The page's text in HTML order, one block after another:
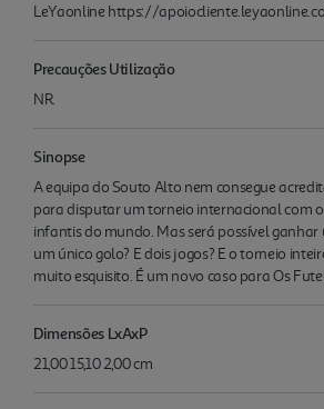
LeYaonline https://
Precauções Utilização
NR.
Sinopse
A equipa do Souto Alto nem consegue
para disputar um torneio internacional com
infantis do mundo. Mas será possível
um único golo? E dois jogos? E o torneio
muito esquisito. É um novo caso para Os
Dimensões LxAxP
21,00 15,10 2,00 cm